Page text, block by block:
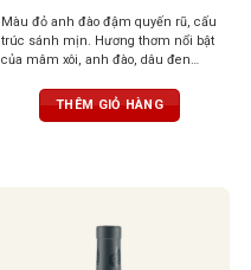
Màu đỏ anh đào đậm quyến rũ, cấu
trúc sánh mịn. Hương thơm nổi bật
của mâm xôi, anh đào, dâu đen
đen cay nồng. Khi rượu “thở” trong
ly, tầng hương vani và thuốc lá tinh
THÊM GIỎ HÀNG